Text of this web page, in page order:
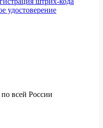
удостоверение
всей России